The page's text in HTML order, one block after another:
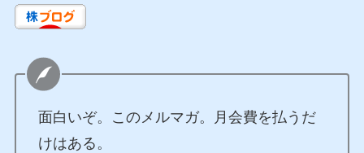
面白いぞ。このメルマガ。月会費を払うだ
けはある。